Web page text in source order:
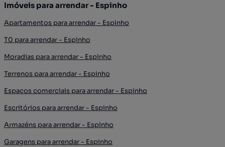
Imóveis para arrendar - Espinho
Apartamentos para arrendar - Espinho
T0 para arrendar - Espinho
Moradias para arrendar - Espinho
Terrenos para arrendar - Espinho
Espaços comerciais para arrendar - Espinho
Escritórios para arrendar - Espinho
Armazéns para arrendar - Espinho
Garagens para arrendar - Espinho